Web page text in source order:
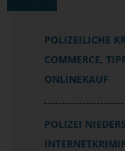
POLIZEILICHE
COMMERCE,
ONLINEKAUF
POLIZEI